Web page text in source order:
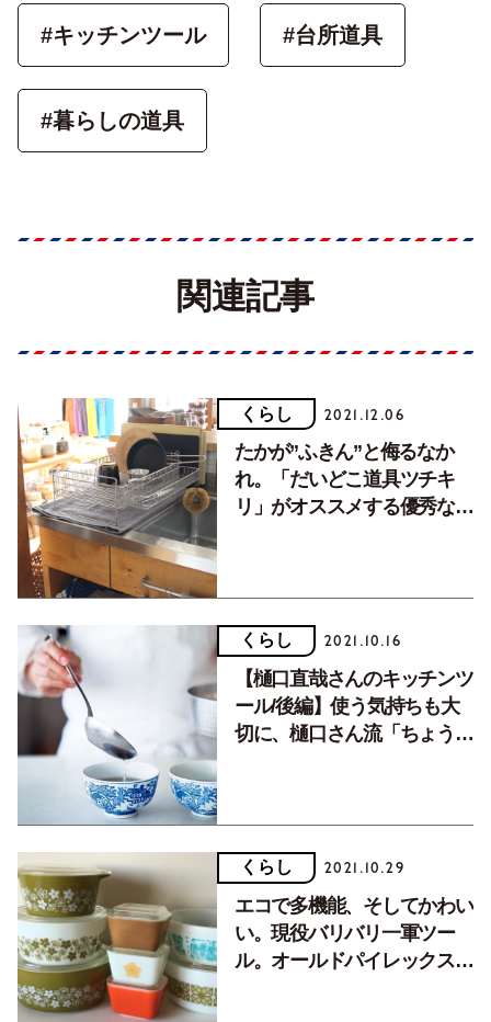
#キッチンツール #台所道具
#暮らしの道具
関連記事
くらし 2021.12.06
たかが”ふきん”と侮るなか
れ。「だいどこ道具ツチキ
リ」がオススメする優秀なふ
くらし 2021.10.16
【樋口直哉さんのキッチンツ
ール/後編】使う気持ちも大
切に、樋口さん流「ちょうど
くらし 2021.10.29
エコで多機能、そしてかわい
い。現役バリバリ一軍ツー
ル。オールドパイレックスの